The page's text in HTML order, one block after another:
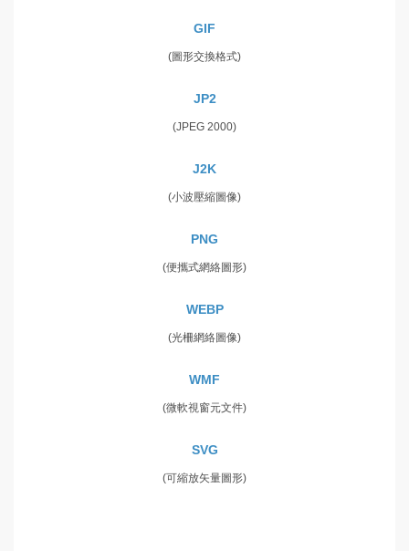
GIF
(圖形交換格式)
JP2
(JPEG 2000)
J2K
(小波壓縮圖像)
PNG
(便攜式網絡圖形)
WEBP
(光柵網絡圖像)
WMF
(微軟視窗元文件)
SVG
(可縮放矢量圖形)